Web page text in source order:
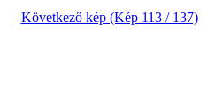
Következő kép (Kép 113 / 137)